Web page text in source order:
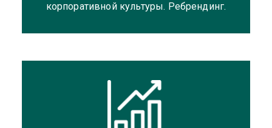
корпоративной культуры. Ребрендинг.